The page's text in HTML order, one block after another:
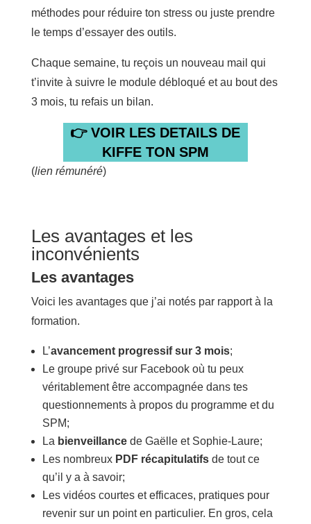
méthodes pour réduire ton stress ou juste prendre
le temps d’essayer des outils.
Chaque semaine, tu reçois un nouveau mail qui
t’invite à suivre le module débloqué et au bout des
3 mois, tu refais un bilan.
👉 VOIR LES DETAILS DE
KIFFE TON SPM
(lien rémunéré)
Les avantages et les
inconvénients
Les avantages
Voici les avantages que j’ai notés par rapport à la
formation.
L’avancement progressif sur 3 mois;
Le groupe privé sur Facebook où tu peux
véritablement être accompagnée dans tes
questionnements à propos du programme et du
SPM;
La bienveillance de Gaëlle et Sophie-Laure;
Les nombreux PDF récapitulatifsde tout ce
qu’il y a à savoir;
Les vidéos courtes et efficaces, pratiques pour
revenir sur un point en particulier. En gros, cela